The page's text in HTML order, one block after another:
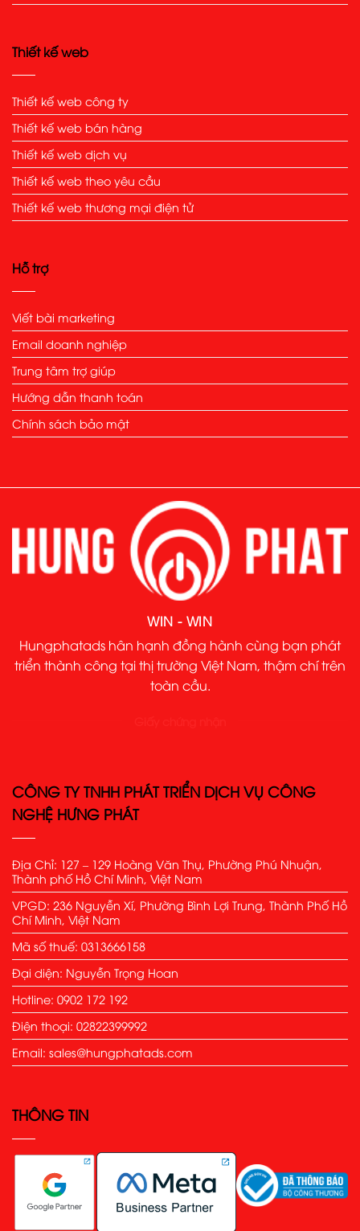
Thiết kế web
Thiết kế web công ty
Thiết kế web bán hàng
Thiết kế web dịch vụ
Thiết kế web theo yêu cầu
Thiết kế web thương mại điện tử
Hỗ trợ
Viết bài marketing
Email doanh nghiệp
Trung tâm trợ giúp
Hướng dẫn thanh toán
Chính sách bảo mật
WIN - WIN
Hungphatads hân hạnh đồng hành cùng bạn phát
triển thành công tại thị trường Việt Nam, thậm chí trên
toàn cầu.
CÔNG TY TNHH PHÁT TRIỂN DỊCH VỤ CÔNG
NGHỆ HƯNG PHÁT
Địa Chỉ: 127 – 129 Hoàng Văn Thụ, Phường Phú Nhuận,
Thành phố Hồ Chí Minh, Việt Nam
VPGD: 236 Nguyễn Xí, Phường Bình Lợi Trung, Thành Phố Hồ
Chí Minh, Việt Nam
Mã số thuế: 0313666158
Đại diện: Nguyễn Trọng Hoan
Hotline: 0902 172 192
Điện thoại: 02822399992
Email: sales@hungphatads.com
THÔNG TIN